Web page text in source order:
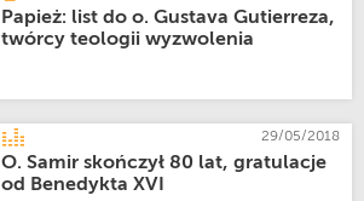
Papież: list do o. Gustava Gutierreza,
twórcy teologii wyzwolenia
29/05/2018
O. Samir skończył 80 lat, gratulacje
od Benedykta XVI